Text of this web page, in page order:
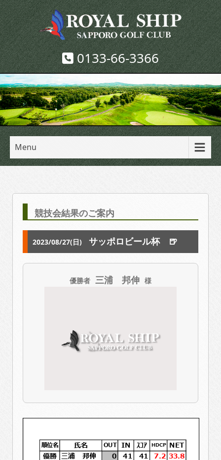
0133-66-3366
Menu
競技会結果のご案内
2023/08/27(日) サッポロビール杯 🍺
優勝者 三浦 邦伸 様